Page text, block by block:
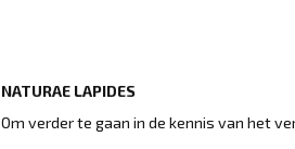
NATURAE LAPIDES
Om verder te gaan in de kennis van het